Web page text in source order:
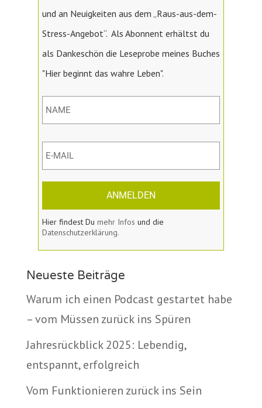
und an Neuigkeiten aus dem „Raus-aus-dem-
Stress-Angebot“. Als Abonnent erhältst du
als Dankeschön die Leseprobe meines Buches
"Hier beginnt das wahre Leben".
ANMELDEN
Hier findest Du mehr Infos und die
Datenschutzerklärung.
Neueste Beiträge
Warum ich einen Podcast gestartet habe
– vom Müssen zurück ins Spüren
Jahresrückblick 2025: Lebendig,
entspannt, erfolgreich
Vom Funktionieren zurück ins Sein